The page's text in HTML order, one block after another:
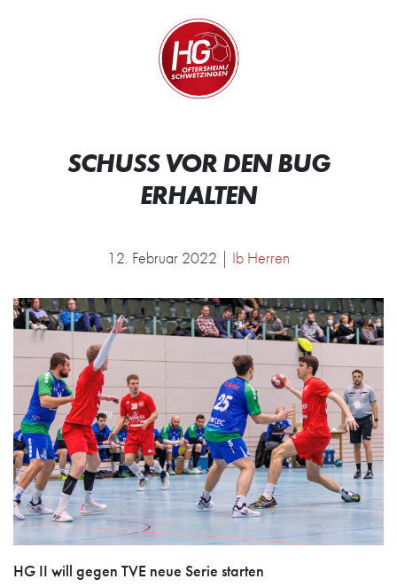
Zur Startseite
SCHUSS VOR DEN BUG
ERHALTEN
12. Februar 2022 | Ib Herren
HG II will gegen TVE neue Serie starten